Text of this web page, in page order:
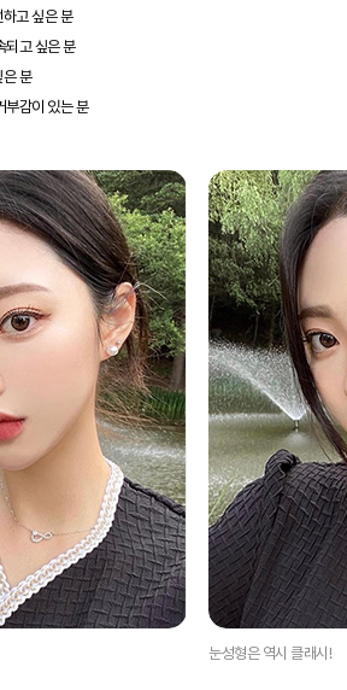
고 싶은 분
되고 싶은 분
분
부감이 있는 분
눈성형은 역시 클래시!